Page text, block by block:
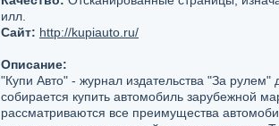
илл.
Сайт: http://kupiauto.ru/
Описание:
"Купи Авто" - журнал издательства "За рулем"
собирается купить автомобиль зарубежной
рассматриваются все преимущества